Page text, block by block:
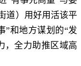
道）用好用活该平
”和地方谋划的“发
，全力助推区域高